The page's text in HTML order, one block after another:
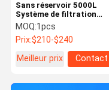
Sans réservoir 5000L
Système de filtration
d'eau en 7 étapes Ménage
zéro déchet Ro Système
Odm
MOQ:1pcs
Prix:$210-$240
Meilleur prix
Contact